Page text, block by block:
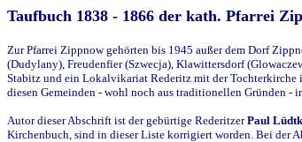
Taufbuch 1838 - 1866 der kath. Pfarrei
Zur Pfarrei Zippnow gehörten bis 1945 außer dem Dorf
(Dudylany), Freudenfier (Szwecja), Klawittersdorf
Stabitz und ein Lokalvikariat Rederitz mit der Tochterkirche
diesen Gemeinden - wohl noch aus traditionellen Gründen -
Autor dieser Abschrift ist der gebürtige RederitzerPaul
Kirchenbuch, sind in dieser Liste korrigiert worden. Bei der